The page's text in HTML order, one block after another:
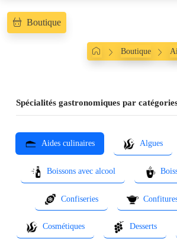
Boutique
Boutique
Spécialités gastronomiques par
Aides culinaires Algues
Boissons avec alcool
Confiseries
Cosmétiques Desserts